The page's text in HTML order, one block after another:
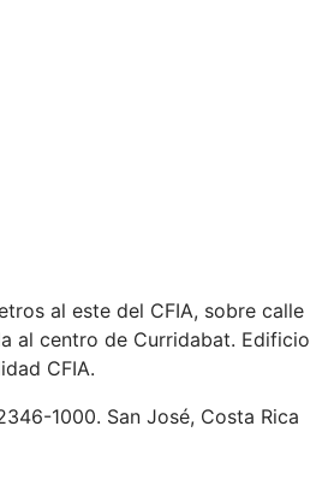
al este del CFIA, sobre calle
al centro de Curridabat. Edificio
CFIA.
1000. San José, Costa Rica